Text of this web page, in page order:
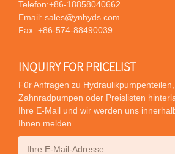
Telefon:+86-18858040662
Email: sales@ynhyds.com
Fax: +86-574-88490039
INQUIRY FOR PRICELIST
Für Anfragen zu
Zahnradpumpen oder Preislisten
Ihre E-Mail und wir werden uns
Ihnen melden.